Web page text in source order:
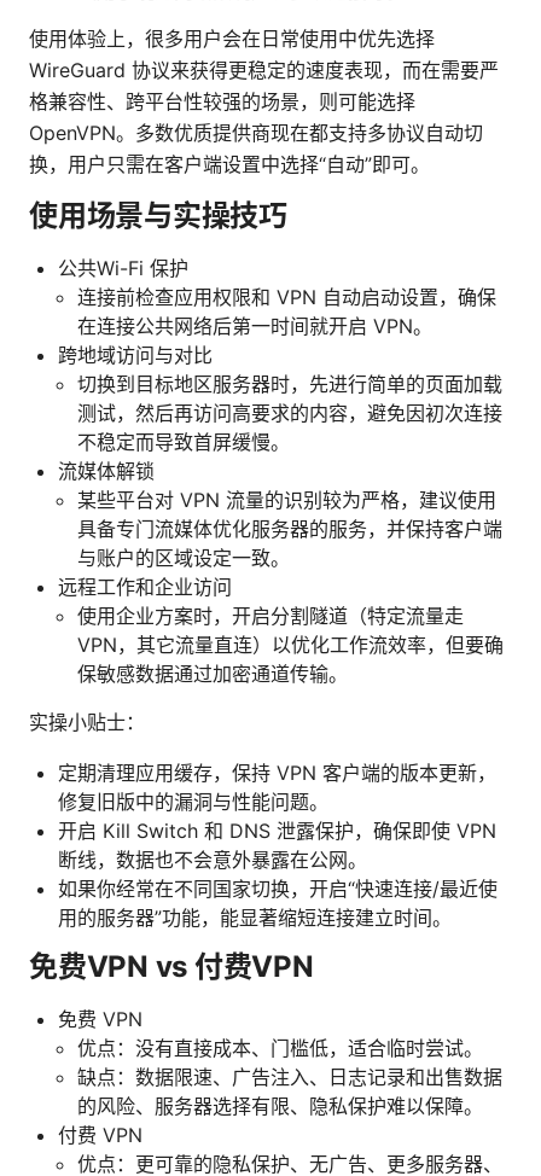
使用体验上，很多用户会在日常使用中优先选择
WireGuard 协议来获得更稳定的速度表现，而在需要严
格兼容性、跨平台性较强的场景，则可能选择
OpenVPN。多数优质提供商现在都支持多协议自动切
换，用户只需在客户端设置中选择“自动”即可。
使用场景与实操技巧
公共Wi-Fi 保护
连接前检查应用权限和 VPN 自动启动设置，确保
在连接公共网络后第一时间就开启 VPN。
跨地域访问与对比
切换到目标地区服务器时，先进行简单的页面加载
测试，然后再访问高要求的内容，避免因初次连接
不稳定而导致首屏缓慢。
流媒体解锁
某些平台对 VPN 流量的识别较为严格，建议使用
具备专门流媒体优化服务器的服务，并保持客户端
与账户的区域设定一致。
远程工作和企业访问
使用企业方案时，开启分割隧道（特定流量走
VPN，其它流量直连）以优化工作流效率，但要确
保敏感数据通过加密通道传输。
实操小贴士：
定期清理应用缓存，保持 VPN 客户端的版本更新，
修复旧版中的漏洞与性能问题。
开启 Kill Switch 和 DNS 泄露保护，确保即使 VPN
断线，数据也不会意外暴露在公网。
如果你经常在不同国家切换，开启“快速连接/最近使
用的服务器”功能，能显著缩短连接建立时间。
免费VPN vs 付费VPN
免费 VPN
优点：没有直接成本、门槛低，适合临时尝试。
缺点：数据限速、广告注入、日志记录和出售数据
的风险、服务器选择有限、隐私保护难以保障。
付费 VPN
优点：更可靠的隐私保护、无广告、更多服务器、